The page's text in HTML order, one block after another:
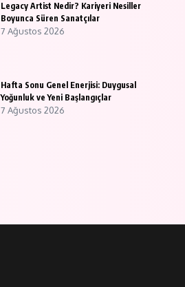
Legacy Artist Nedir? Kariyeri Nesiller
Boyunca Süren Sanatçılar
7 Ağustos 2026
Hafta Sonu Genel Enerjisi: Duygusal
Yoğunluk ve Yeni Başlangıçlar
7 Ağustos 2026